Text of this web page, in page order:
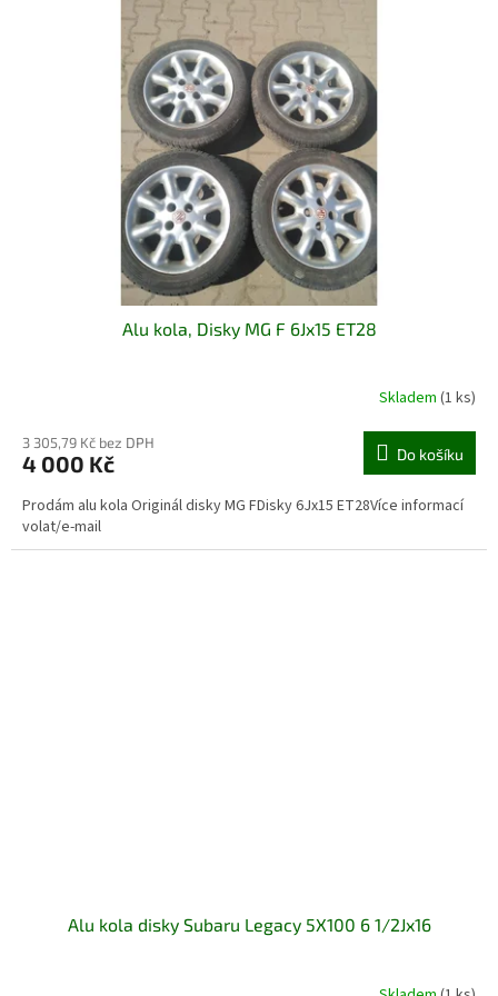
Alu kola, Disky MG F 6Jx15 ET28
Skladem (1 ks)
3 305,79 Kč bez DPH
4 000 Kč Do košíku
Prodám alu kola Originál disky MG FDisky 6Jx15 ET28Více informací
volat/e-mail
Alu kola disky Subaru Legacy 5X100 6 1/2Jx16